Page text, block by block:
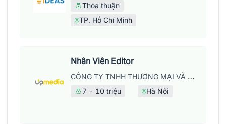
Thỏa thuận
TP. Hồ Chí Minh
Nhân Viên Editor
CÔNG TY TNHH THƯƠNG MẠI VÀ DỊCH VỤ UPMEDIA
7 - 10 triệu Hà Nội